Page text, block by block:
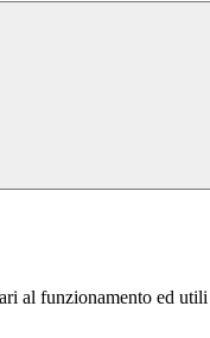
al funzionamento ed